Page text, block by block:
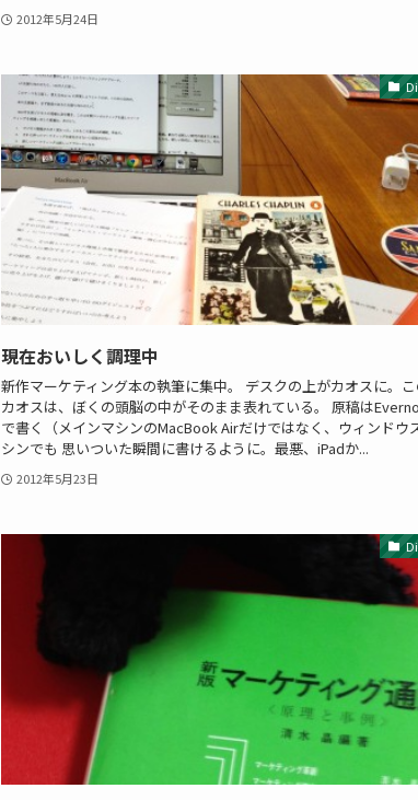
2012年5月24日
現在おいしく調理中
新作マーケティング本の執筆に集中。 デスクの上がカオスに。こ
カオスは、ぼくの頭脳の中がそのまま表れている。 原稿は
で書く（メインマシンのMacBook Airだけではなく、ウィンドウ
シンでも 思いついた瞬間に書けるように。最悪、iPadか...
2012年5月23日